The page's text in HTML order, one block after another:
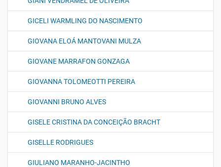
GICELI WARMLING DO NASCIMENTO
GIOVANA ELOÁ MANTOVANI MULZA
GIOVANE MARRAFON GONZAGA
GIOVANNA TOLOMEOTTI PEREIRA
GIOVANNI BRUNO ALVES
GISELE CRISTINA DA CONCEIÇÃO BRACHT
GISELLE RODRIGUES
GIULIANO MARANHO-JACINTHO